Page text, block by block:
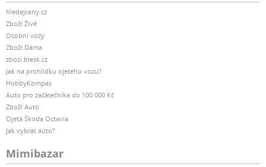
hledejceny.cz
Zboží Živě
Osobní vozy
Zboží Dáma
zbozi.blesk.cz
Jak na prohlídku ojetého vozu?
HobbyKompas
Auto pro začátečníka do 100 000 Kč
Zboží Auto
Ojetá Škoda Octavia
Jak vybrat auto?
Mimibazar